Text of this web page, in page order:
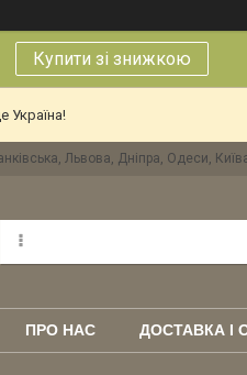
Купити зі знижкою
Україна!
Львова, Дніпра, Одеси,
ПРО НАС ДОСТАВКА І